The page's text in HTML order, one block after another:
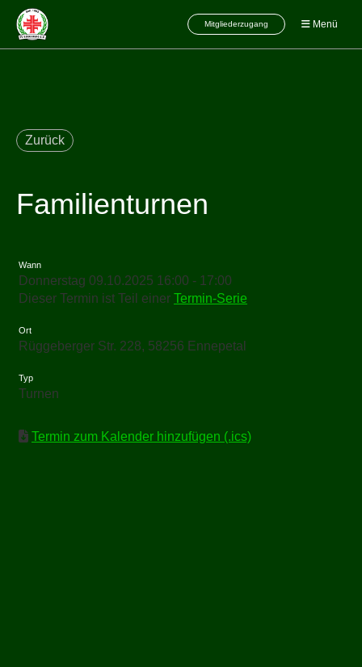
Mitgliederzugang Menü
Zurück
Familienturnen
Wann
Donnerstag 09.10.2025 16:00 - 17:00
Dieser Termin ist Teil einer Termin-Serie
Ort
Rüggeberger Str. 228, 58256 Ennepetal
Typ
Turnen
Termin zum Kalender hinzufügen (.ics)